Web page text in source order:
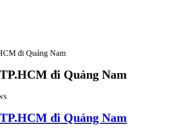
đi Quảng Nam
đi Quảng Nam
đi Quảng Nam